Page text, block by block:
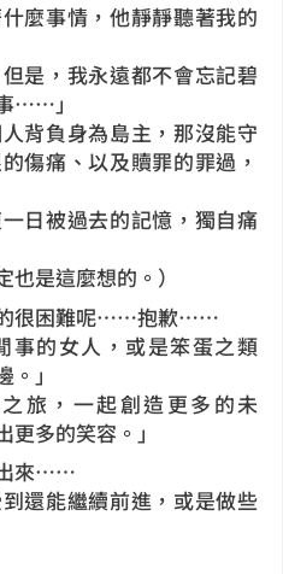
麼事情，他靜靜聽著我的
是，我永遠都不會忘記碧
……」
背負身為島主，那沒能守
傷痛、以及贖罪的罪過，
日被過去的記憶，獨自痛
也是這麼想的。）
的很困難呢……抱歉……
事的女人，或是笨蛋之類
」
旅，一起創造更多的未
多的笑容。」
出來……
還能繼續前進，或是做些